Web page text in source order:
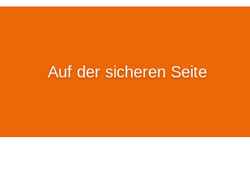
Auf der sicheren Seite